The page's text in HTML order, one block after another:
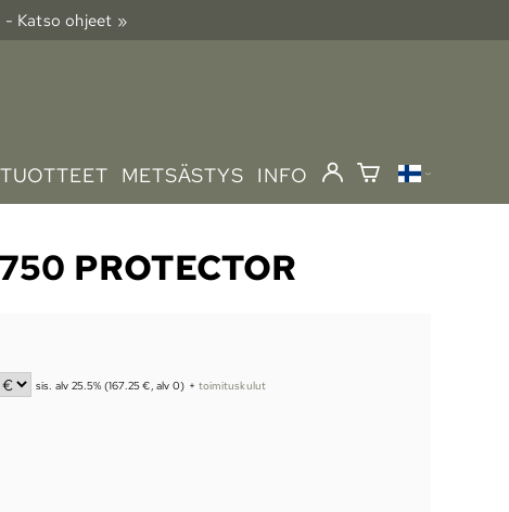
- Katso ohjeet »
METSÄSTYS INFO
PROTECTOR
sis. alv 25.5% (167.25 €, alv 0) + toimituskulut